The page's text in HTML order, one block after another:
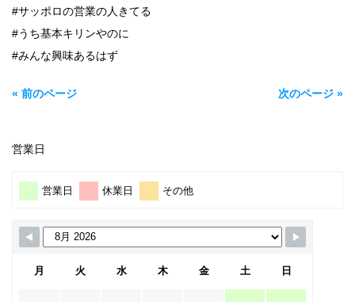
#サッポロの営業の人きてる
#うち基本キリンやのに
#みんな興味あるはず
« 前のページ 次のページ »
営業日
営業日 休業日 その他
月 火 水 木 金 土 日